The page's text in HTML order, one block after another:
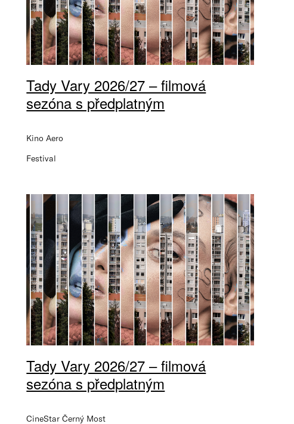
Tady Vary 2026/27 – filmová
sezóna s předplatným
Kino Aero
Festival
Tady Vary 2026/27 – filmová
sezóna s předplatným
CineStar Černý Most